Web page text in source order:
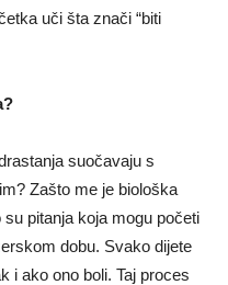
uči šta znači “biti
suočavaju s
Zašto me je biološka
pitanja koja mogu početi
dobu. Svako dijete
i ako ono boli. Taj proces